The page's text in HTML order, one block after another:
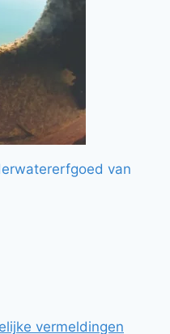
van
vermeldingen